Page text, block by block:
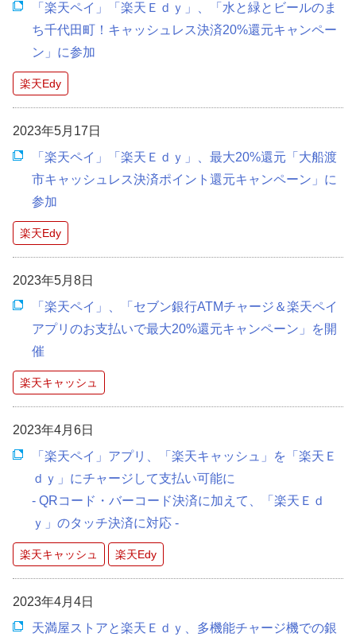
「楽天ペイ」「楽天Ｅｄｙ」、「水と緑とビールのま
ち千代田町！キャッシュレス決済20%還元キャンペー
ン」に参加
楽天Edy
2023年5月17日
「楽天ペイ」「楽天Ｅｄｙ」、最大20%還元「大船渡
市キャッシュレス決済ポイント還元キャンペーン」に
参加
楽天Edy
2023年5月8日
「楽天ペイ」、「セブン銀行ATMチャージ＆楽天ペイ
アプリのお支払いで最大20%還元キャンペーン」を開
催
楽天キャッシュ
2023年4月6日
「楽天ペイ」アプリ、「楽天キャッシュ」を「楽天Ｅ
ｄｙ」にチャージして支払い可能に
- QRコード・バーコード決済に加えて、「楽天Ｅｄ
ｙ」のタッチ決済に対応 -
楽天キャッシュ 楽天Edy
2023年4月4日
天満屋ストアと楽天Ｅｄｙ、多機能チャージ機での銀